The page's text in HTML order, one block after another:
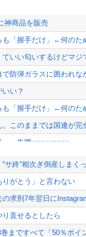
神商品を販売
も「握手だけ」←何の
いい匂いするけどマジ
で防弾ガラスに囲われな
い？
も「握手だけ」←何の
このままでは国連が完
」、失職wwwwwww
文理 大分商が中盤に
の水門を開き大規模放
り、「地獄すぎて完全
ｗｗｗｗｗｗ
1週間途絶え、様々な
サ終”相次ぎ倒産しまく
がとう」と言わない
の求刑7年翌日に
直せるとしたら
まですべて「50％ポイ